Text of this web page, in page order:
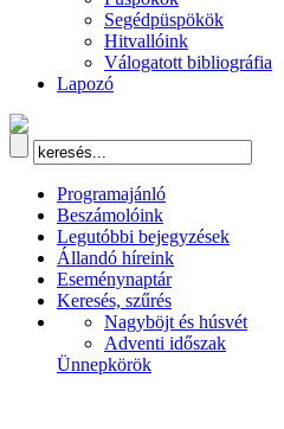
Segédpüspökök
Hitvallóink
Válogatott bibliográfia
Lapozó
Programajánló
Beszámolóink
Legutóbbi bejegyzések
Állandó híreink
Eseménynaptár
Keresés, szűrés
Nagyböjt és húsvét
Adventi időszak
Ünnepkörök